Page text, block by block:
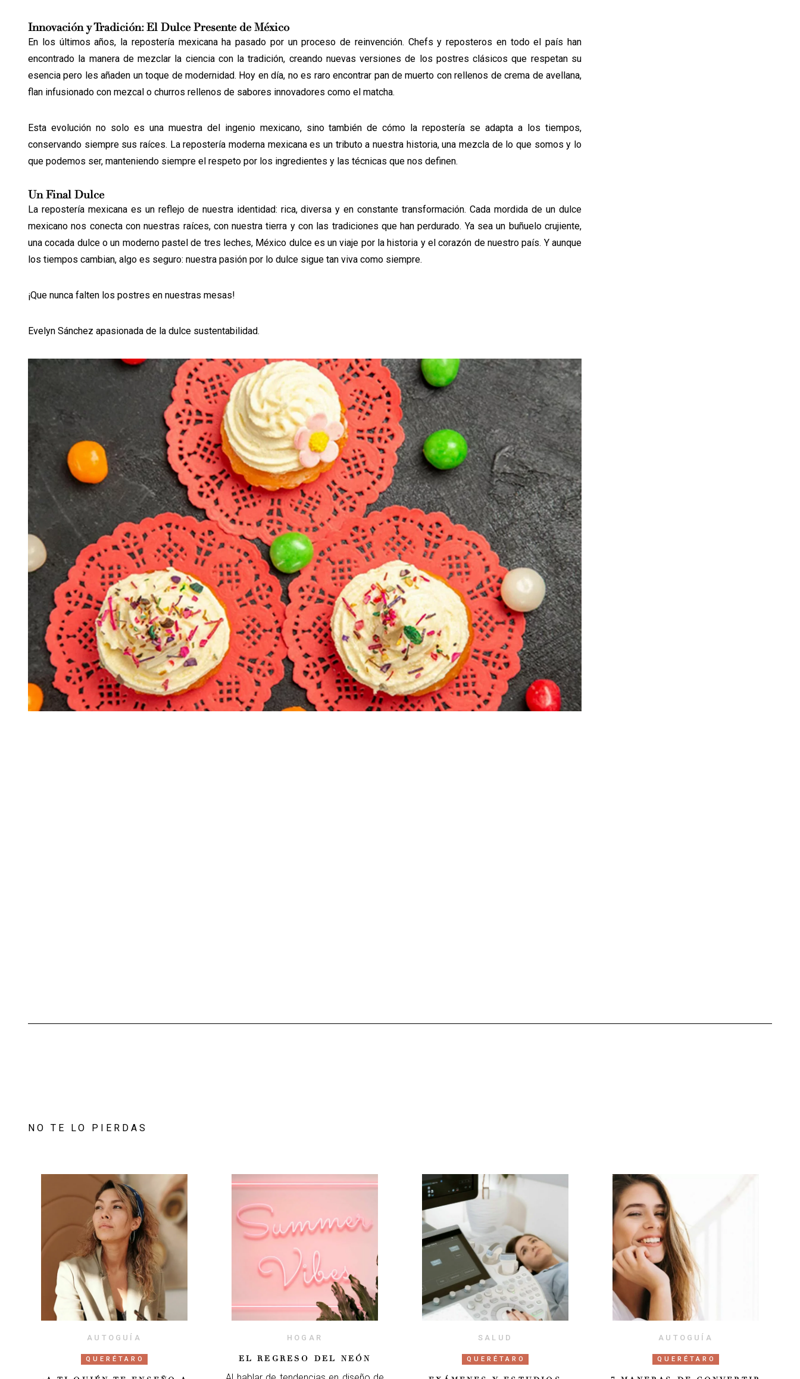
Innovación y Tradición: El Dulce Presente de México
En los últimos años, la repostería mexicana ha pasado por un proceso de reinvención. Chefs y reposteros en todo el país han
encontrado la manera de mezclar la ciencia con la tradición, creando nuevas versiones de los postres clásicos que respetan su
esencia pero les añaden un toque de modernidad. Hoy en día, no es raro encontrar pan de muerto con rellenos de crema de avellana,
flan infusionado con mezcal o churros rellenos de sabores innovadores como el matcha.
Esta evolución no solo es una muestra del ingenio mexicano, sino también de cómo la repostería se adapta a los tiempos,
conservando siempre sus raíces. La repostería moderna mexicana es un tributo a nuestra historia, una mezcla de lo que somos y lo
que podemos ser, manteniendo siempre el respeto por los ingredientes y las técnicas que nos definen.
Un Final Dulce
La repostería mexicana es un reflejo de nuestra identidad: rica, diversa y en constante transformación. Cada mordida de un dulce
mexicano nos conecta con nuestras raíces, con nuestra tierra y con las tradiciones que han perdurado. Ya sea un buñuelo crujiente,
una cocada dulce o un moderno pastel de tres leches, México dulce es un viaje por la historia y el corazón de nuestro país. Y aunque
los tiempos cambian, algo es seguro: nuestra pasión por lo dulce sigue tan viva como siempre.
¡Que nunca falten los postres en nuestras mesas!
Evelyn Sánchez apasionada de la dulce sustentabilidad.
NO TE LO PIERDAS
AUTOGUÍA
QUERÉTARO
HOGAR
EL REGRESO DEL NEÓN
SALUD
QUERÉTARO
AUTOGUÍA
QUERÉTARO